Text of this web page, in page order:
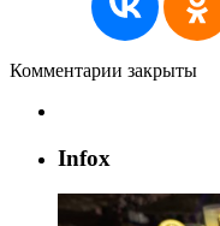
Комментарии закрыты
Infox